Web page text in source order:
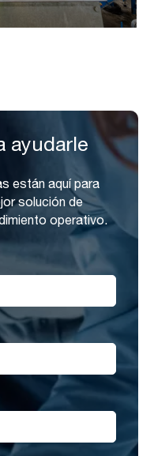
ayudarle
están aquí para
solución de
operativo.